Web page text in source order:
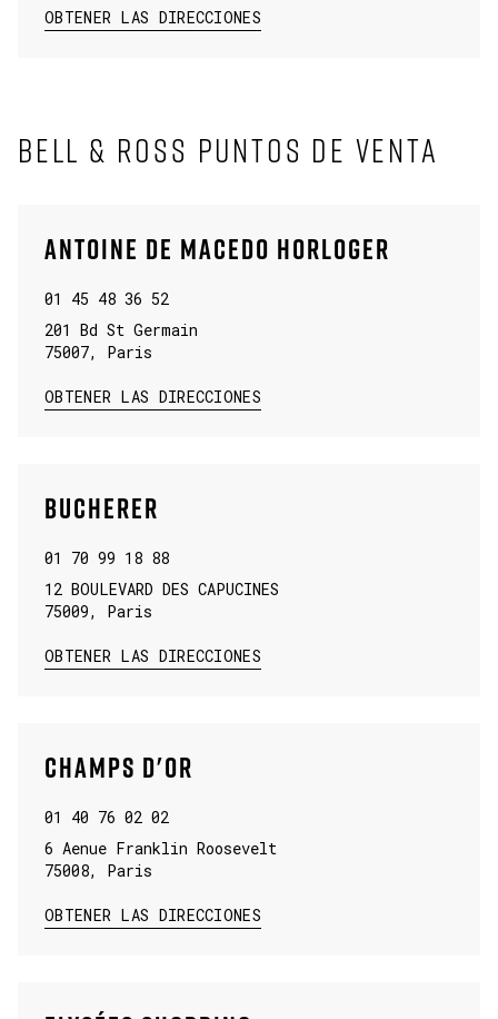
OBTENER LAS DIRECCIONES
LINK OPENS IN NEW TAB
BELL & ROSS PUNTOS DE VENTA
ANTOINE DE MACEDO HORLOGER
01 45 48 36 52
201 Bd St Germain
75007, Paris
OBTENER LAS DIRECCIONES
LINK OPENS IN NEW TAB
BUCHERER
01 70 99 18 88
12 BOULEVARD DES CAPUCINES
75009, Paris
OBTENER LAS DIRECCIONES
LINK OPENS IN NEW TAB
CHAMPS D'OR
01 40 76 02 02
6 Aenue Franklin Roosevelt
75008, Paris
OBTENER LAS DIRECCIONES
LINK OPENS IN NEW TAB